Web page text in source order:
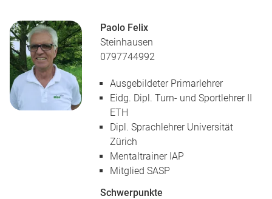
Paolo Felix
Steinhausen
0797744992
Ausgebildeter Primarlehrer
Eidg. Dipl. Turn- und Sportlehrer II
ETH
Dipl. Sprachlehrer Universität
Zürich
Mentaltrainer IAP
Mitglied SASP
Schwerpunkte